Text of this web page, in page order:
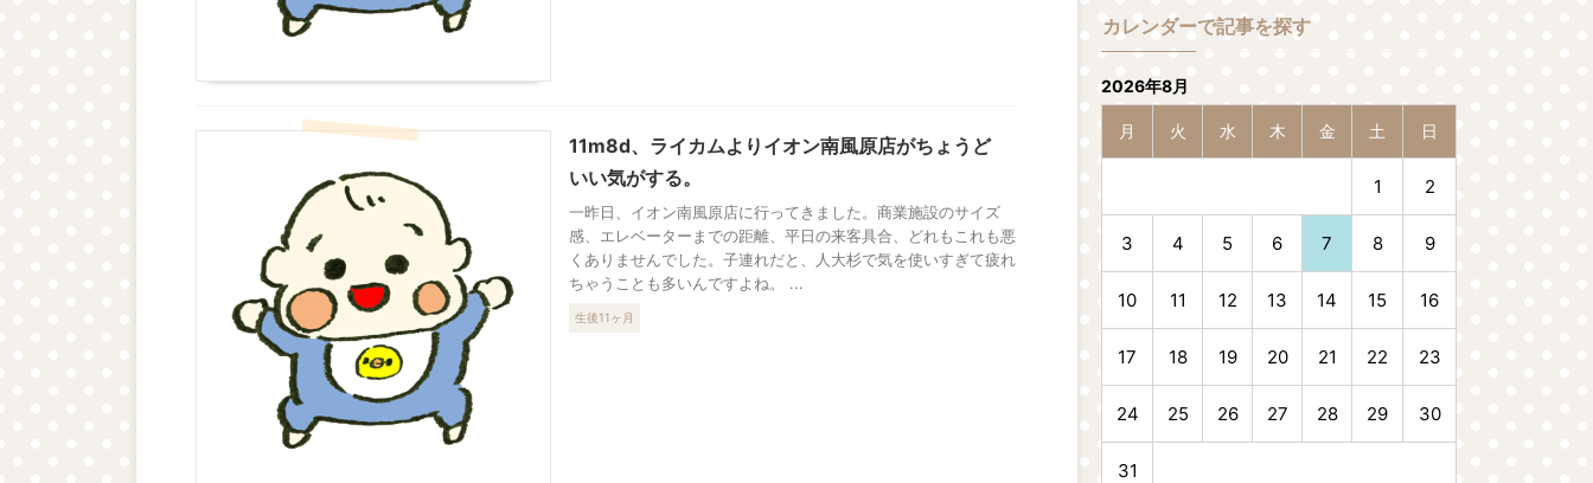
11m8d、ライカムよりイオン南風原店がちょうど
いい気がする。
一昨日、イオン南風原店に行ってきました。商業施設のサイズ
感、エレベーターまでの距離、平日の来客具合、どれもこれも悪
くありませんでした。子連れだと、人大杉で気を使いすぎて疲れ
ちゃうことも多いんですよね。 ...
生後11ヶ月
カレンダーで記事を探す
2026年8月
月 火 水 木 金 土 日
1 2
3 4 5 6 7 8 9
10 11 12 13 14 15 16
17 18 19 20 21 22 23
24 25 26 27 28 29 30
31